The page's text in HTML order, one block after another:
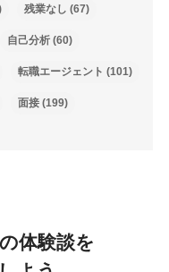
残業なし (67)
自己分析(60)
転職エージェント (101)
面接(199)
体験談を